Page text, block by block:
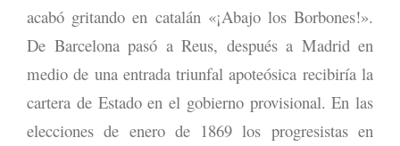
acabó gritando en catalán «¡Abajo los Borbones!».
De Barcelona pasó a Reus, después a Madrid en
medio de una entrada triunfal apoteósica recibiría la
cartera de Estado en el gobierno provisional. En las
elecciones de enero de 1869 los progresistas en